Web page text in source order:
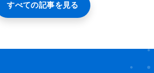
すべての記事を見る